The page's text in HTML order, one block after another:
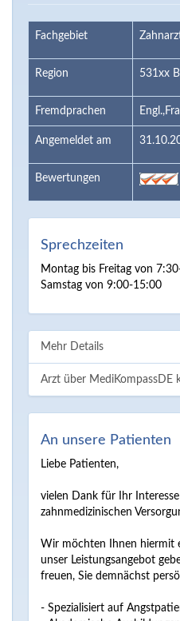
Fachgebiet
Region 531xx
Fremdprachen
Angemeldet am
Bewertungen
Sprechzeiten
Montag bis Freitag von
Samstag von 9:00-15:00
Mehr Details
Arzt über MediKompassDE
An unsere Patienten
Liebe Patienten,
vielen Dank für Ihr
zahnmedizinischen
Wir möchten Ihnen hiermit
unser Leistungsangebot
freuen, Sie demnächst
- Spezialisiert auf